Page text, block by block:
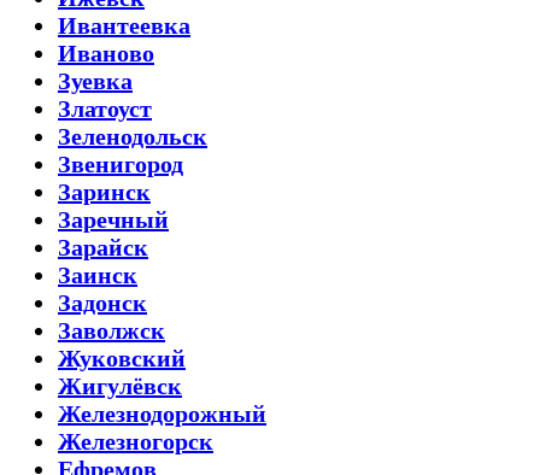
Ивантеевка
Иваново
Зуевка
Златоуст
Зеленодольск
Звенигород
Заринск
Заречный
Зарайск
Заинск
Задонск
Заволжск
Жуковский
Жигулёвск
Железнодорожный
Железногорск
Ефремов